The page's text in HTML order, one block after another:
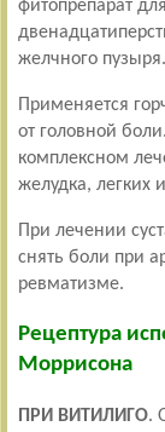
фитопрепарат
желчного пузыря.
Применяется
от головной
комплексном
желудка, легких
При лечении
снять боли при
ревматизме.
Рецептура
Моррисона
ПРИ ВИТИЛИГО.